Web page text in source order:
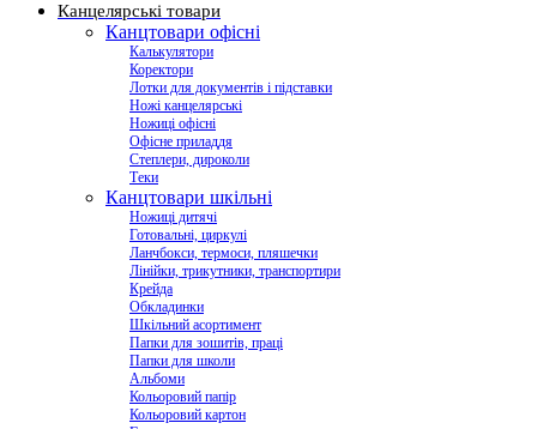
Канцелярські товари
Канцтовари офісні
Калькулятори
Коректори
Лотки для документів і підставки
Ножі канцелярські
Ножиці офісні
Офісне приладдя
Степлери, дироколи
Теки
Канцтовари шкільні
Ножиці дитячі
Готовальні, циркулі
Ланчбокси, термоси, пляшечки
Лінійки, трикутники, транспортири
Крейда
Обкладинки
Шкільний асортимент
Папки для зошитів, праці
Папки для школи
Альбоми
Кольоровий папір
Кольоровий картон